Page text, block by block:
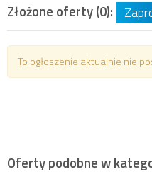
Złożone oferty (0):
To ogłoszenie aktualnie nie
Oferty podobne w